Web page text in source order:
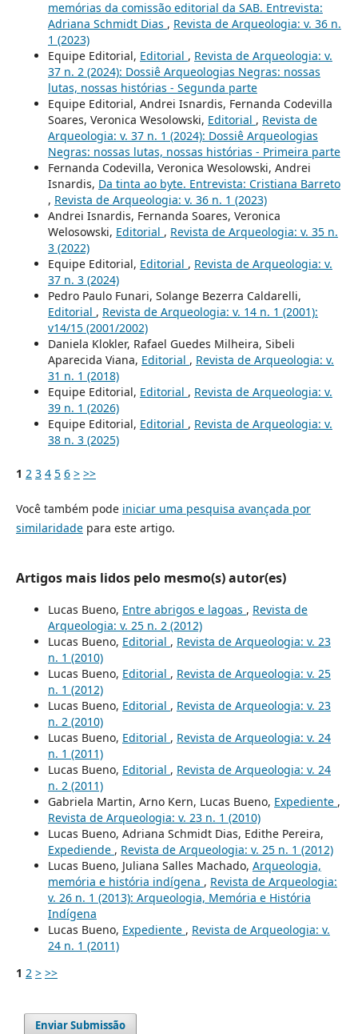
memórias da comissão editorial da SAB. Entrevista:
Adriana Schmidt Dias , Revista de Arqueologia: v. 36 n.
1 (2023)
Equipe Editorial, Editorial , Revista de Arqueologia: v.
37 n. 2 (2024): Dossiê Arqueologias Negras: nossas
lutas, nossas histórias - Segunda parte
Equipe Editorial, Andrei Isnardis, Fernanda Codevilla
Soares, Veronica Wesolowski, Editorial , Revista de
Arqueologia: v. 37 n. 1 (2024): Dossiê Arqueologias
Negras: nossas lutas, nossas histórias - Primeira parte
Fernanda Codevilla, Veronica Wesolowski, Andrei
Isnardis, Da tinta ao byte. Entrevista: Cristiana Barreto
, Revista de Arqueologia: v. 36 n. 1 (2023)
Andrei Isnardis, Fernanda Soares, Veronica
Welosowski, Editorial , Revista de Arqueologia: v. 35 n.
3 (2022)
Equipe Editorial, Editorial , Revista de Arqueologia: v.
37 n. 3 (2024)
Pedro Paulo Funari, Solange Bezerra Caldarelli,
Editorial , Revista de Arqueologia: v. 14 n. 1 (2001):
v14/15 (2001/2002)
Daniela Klokler, Rafael Guedes Milheira, Sibeli
Aparecida Viana, Editorial , Revista de Arqueologia: v.
31 n. 1 (2018)
Equipe Editorial, Editorial , Revista de Arqueologia: v.
39 n. 1 (2026)
Equipe Editorial, Editorial , Revista de Arqueologia: v.
38 n. 3 (2025)
1 2 3 4 5 6 > >>
Você também pode iniciar uma pesquisa avançada por
similaridadepara este artigo.
Artigos mais lidos pelo mesmo(s) autor(es)
Lucas Bueno, Entre abrigos e lagoas , Revista de
Arqueologia: v. 25 n. 2 (2012)
Lucas Bueno, Editorial , Revista de Arqueologia: v. 23
n. 1 (2010)
Lucas Bueno, Editorial , Revista de Arqueologia: v. 25
n. 1 (2012)
Lucas Bueno, Editorial , Revista de Arqueologia: v. 23
n. 2 (2010)
Lucas Bueno, Editorial , Revista de Arqueologia: v. 24
n. 1 (2011)
Lucas Bueno, Editorial , Revista de Arqueologia: v. 24
n. 2 (2011)
Gabriela Martin, Arno Kern, Lucas Bueno, Expediente ,
Revista de Arqueologia: v. 23 n. 1 (2010)
Lucas Bueno, Adriana Schmidt Dias, Edithe Pereira,
Expediende , Revista de Arqueologia: v. 25 n. 1 (2012)
Lucas Bueno, Juliana Salles Machado, Arqueologia,
memória e história indígena , Revista de Arqueologia:
v. 26 n. 1 (2013): Arqueologia, Memória e História
Indígena
Lucas Bueno, Expediente , Revista de Arqueologia: v.
24 n. 1 (2011)
1 2 > >>
Enviar Submissão